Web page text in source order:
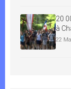
20
à
22